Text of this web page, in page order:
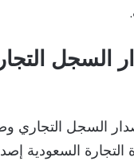
السجل
السجل التجاري
التجارة السعودية